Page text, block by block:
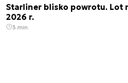
Starliner blisko powrotu. Lot
2026 r.
3 min.